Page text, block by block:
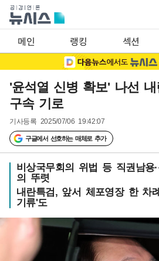
메인 랭킹 섹션
'윤석열 신병 확보' 나선
구속 기로
기사등록 2025/07/06 19:42:07
구글에서 선호하는 매체로 추가
비상국무회의 위법 등 직권남용
의 뚜렷
내란특검, 앞서 체포영장 한 차
기류'도